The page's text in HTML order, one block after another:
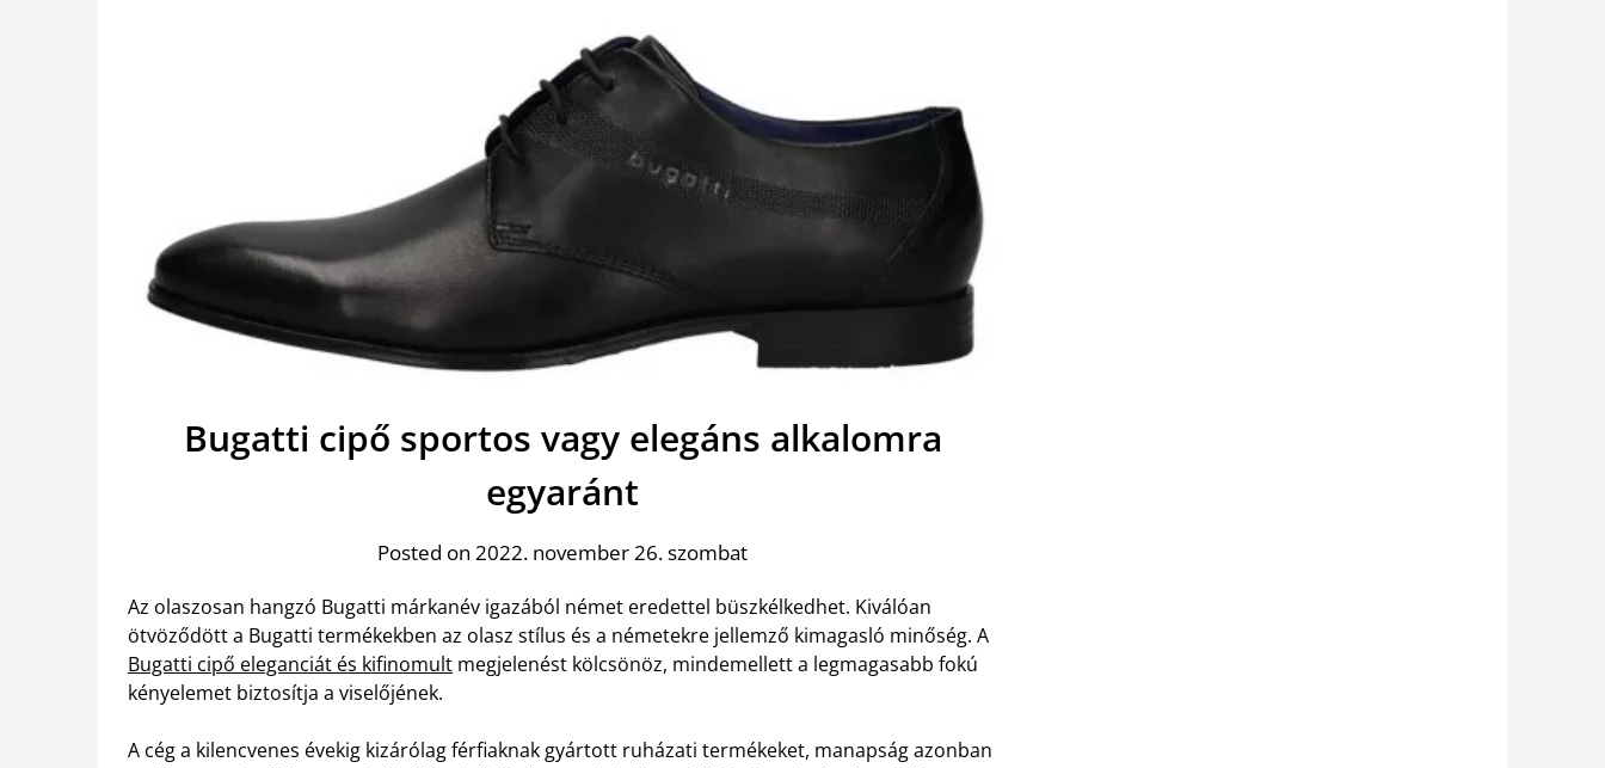
Bugatti cipő sportos vagy elegáns alkalomra
egyaránt
Posted on 2022. november 26. szombat
Az olaszosan hangzó Bugatti márkanév igazából német eredettel büszkélkedhet. Kiválóan
ötvöződött a Bugatti termékekben az olasz stílus és a németekre jellemző kimagasló minőség. A
Bugatti cipő eleganciát és kifinomult megjelenést kölcsönöz, mindemellett a legmagasabb fokú
kényelemet biztosítja a viselőjének.
A cég a kilencvenes évekig kizárólag férfiaknak gyártott ruházati termékeket, manapság azonban